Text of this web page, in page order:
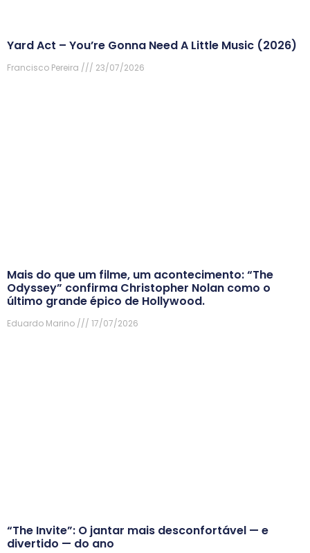
Yard Act – You’re Gonna Need A Little Music (2026)
Francisco Pereira 23/07/2026
Mais do que um filme, um acontecimento: “The
Odyssey” confirma Christopher Nolan como o
último grande épico de Hollywood.
Eduardo Marino 17/07/2026
“The Invite”: O jantar mais desconfortável — e
divertido — do ano